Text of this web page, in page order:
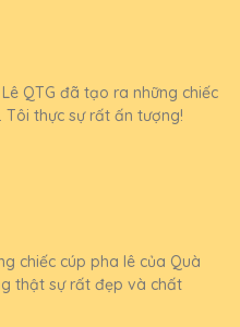
QTG đã tạo ra những chiếc
Tôi thực sự rất ấn tượng!
chiếc cúp pha lê của Quà
thật sự rất đẹp và chất